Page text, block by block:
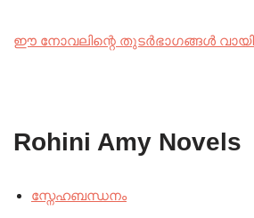
ഈ നോവലിന്റെ തുടർഭാഗങ്ങൾ
Rohini Amy Novels
സ്നേഹബന്ധനം